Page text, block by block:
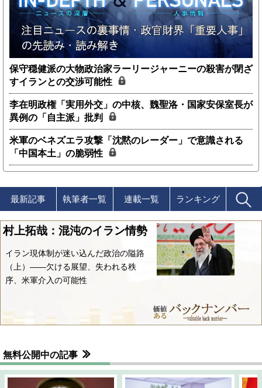
保守穏健派の大物政治家ラーリージャーニーの殺害が閉ざ
すイランとの交渉可能性
李在明政権「実用外交」の中核、魏聖洛・国家安保室長が
異例の「自主派」批判
米軍のベネズエラ攻撃「沈黙のレーダー」で意識される
「中国本土」の脆弱性
最新記事 執筆者一覧 連載一覧 ランキング
村上拓哉：混沌のイラン情勢
イラン現体制が迷い込んだ政治の隘路
（上）――欠ける展望、失われる秩
序、米軍介入の可能性
無料公開中の記事